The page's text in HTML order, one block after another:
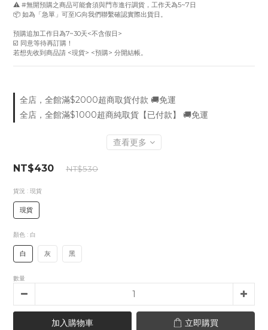
⚠️ #無開預購之商品可能會須與門市進行調貨，工作天為5~7日
📦 如為「急單」可至IG向我們聯繫確認實際出貨日。
預購追加工作日為7~30天<不含假日>
☑️ 同意等待再訂購！
若想先收到商品請 <現貨> <預購> 分開結帳。
全店，全館滿$2000超商取貨付款 🚚免運
全店，全館滿$1000超商純取貨【已付款】 🚚免運
查看更多
NT$430 NT$530
貨況 : 現貨
現貨
顏色 : 白
白 灰 黑
數量
加入購物車 立即購買